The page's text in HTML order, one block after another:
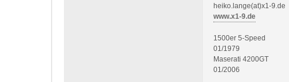
heiko.lange(at)x1-9.de
www.x1-9.de
1500er 5-Speed
01/1979
Maserati 4200GT
01/2006